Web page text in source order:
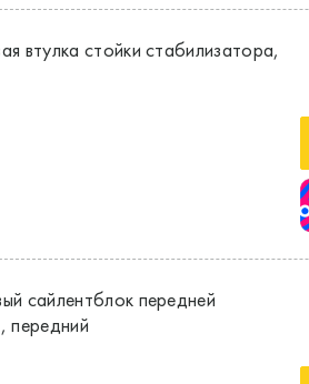
втулка стойки стабилизатора,
сайлентблок передней
передний